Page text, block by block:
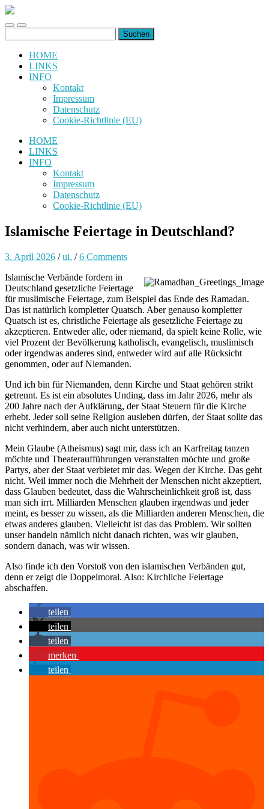
uiuiuiuiuiuiui.de
Toggle
mobile
Toggle
search
nach:
HOME
LINKS
INFO
Kontakt
Impressum
Datenschutz
Cookie-Richtlinie (EU)
HOME
LINKS
INFO
Kontakt
Impressum
Datenschutz
Cookie-Richtlinie (EU)
Islamische Feiertage in Deutschland?
3. April 2026 /ui. /6 Comments
Islamische Verbände fordern in
Deutschland gesetzliche Feiertage
für muslimische Feiertage, zum Beispiel das Ende des Ramadan.
Das ist natürlich kompletter Quatsch. Aber genauso kompletter
Quatsch ist es, christliche Feiertage als gesetzliche Feiertage zu
akzeptieren. Entweder alle, oder niemand, da spielt keine Rolle, wie
viel Prozent der Bevölkerung katholisch, evangelisch, muslimisch
oder irgendwas anderes sind, entweder wird auf alle Rücksicht
genommen, oder auf Niemanden.
Und ich bin für Niemanden, denn Kirche und Staat gehören strikt
getrennt. Es ist ein absolutes Unding, dass im Jahr 2026, mehr als
200 Jahre nach der Aufklärung, der Staat Steuern für die Kirche
erhebt. Jeder soll seine Religion ausleben dürfen, der Staat sollte das
nicht verhindern, aber auch nicht unterstützen.
Mein Glaube (Atheismus) sagt mir, dass ich an Karfreitag tanzen
möchte und Theateraufführungen veranstalten möchte und große
Partys, aber der Staat verbietet mir das. Wegen der Kirche. Das geht
nicht. Weil immer noch die Mehrheit der Menschen nicht akzeptiert,
dass Glauben bedeutet, dass die Wahrscheinlichkeit groß ist, dass
man sich irrt. Milliarden Menschen glauben irgendwas und jeder
meint, es besser zu wissen, als die Milliarden anderen Menschen, die
etwas anderes glauben. Vielleicht ist das das Problem. Wir sollten
unser handeln nämlich nicht danach richten, was wir glauben,
sondern danach, was wir wissen.
Also finde ich den Vorstoß von den islamischen Verbänden gut,
denn er zeigt die Doppelmoral. Also: Kirchliche Feiertage
abschaffen.
teilen
teilen
teilen
merken
teilen